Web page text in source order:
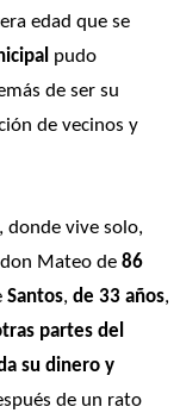
edad que se
pudo
de ser su
de vecinos y
donde vive solo,
Mateo de 86
Santos, de 33 años,
partes del
su dinero y
de un rato